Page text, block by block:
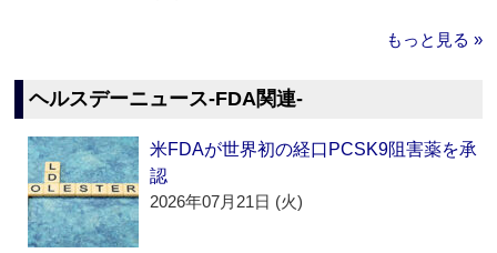
もっと見る »
ヘルスデーニュース‐FDA関連‐
米FDAが世界初の経口PCSK9阻害薬を承
認
2026年07月21日 (火)